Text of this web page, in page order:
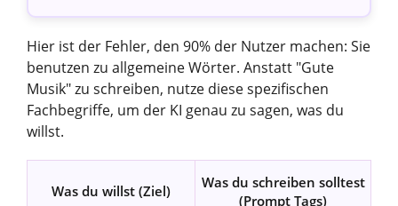
Hier ist der Fehler, den 90% der Nutzer machen: Sie
benutzen zu allgemeine Wörter. Anstatt "Gute
Musik" zu schreiben, nutze diese spezifischen
Fachbegriffe, um der KI genau zu sagen, was du
willst.
Was du willst (Ziel)
Was du schreiben solltest
(Prompt Tags)